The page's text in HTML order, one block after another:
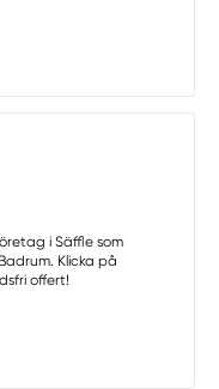
i Säffle som
Klicka på
offert!